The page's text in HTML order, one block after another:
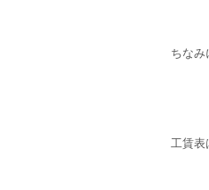
ちなみ
工賃表